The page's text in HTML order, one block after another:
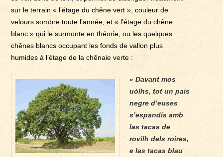
sur le terrain « l’étage du chêne vert », couleur de
velours sombre toute l’année, et « l’étage du chêne
blanc » qui le surmonte en théorie, ou les quelques
chênes blancs occupant les fonds de vallon plus
humides à l’étage de la chênaie verte :
« Davant mos
uòlhs, tot un país
negre d’euses
s’espandís amb
las tacas de
rovilh dels roires,
e las tacas blau